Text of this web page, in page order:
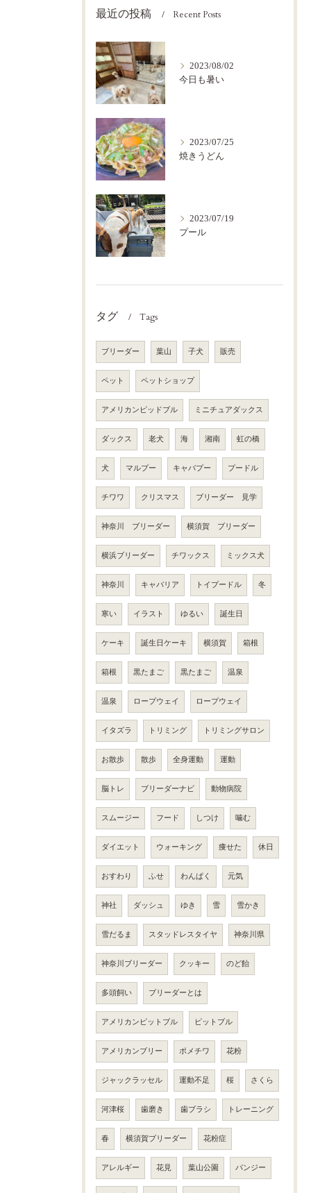
最近の投稿 Recent Posts
2023/08/02
今日も暑い
2023/07/25
焼きうどん
2023/07/19
プール
タグ Tags
ブリーダー 葉山 子犬 販売
ペット ペットショップ
アメリカンピッドブル ミニチュアダックス
ダックス 老犬 海 湘南 虹の橋
犬 マルプー キャバプー プードル
チワワ クリスマス ブリーダー 見学
神奈川 ブリーダー 横須賀 ブリーダー
横浜ブリーダー チワックス ミックス犬
神奈川 キャバリア トイプードル 冬
寒い イラスト ゆるい 誕生日
ケーキ 誕生日ケーキ 横須賀 箱根
箱根 黒たまご 黒たまご 温泉
温泉 ロープウェイ ロープウェイ
イタズラ トリミング トリミングサロン
お散歩 散歩 全身運動 運動
脳トレ ブリーダーナビ 動物病院
スムージー フード しつけ 噛む
ダイエット ウォーキング 痩せた 休日
おすわり ふせ わんぱく 元気
神社 ダッシュ ゆき 雪 雪かき
雪だるま スタッドレスタイヤ 神奈川県
神奈川ブリーダー クッキー のど飴
多頭飼い ブリーダーとは
アメリカンピットブル ピットブル
アメリカンブリー ポメチワ 花粉
ジャックラッセル 運動不足 桜 さくら
河津桜 歯磨き 歯ブラシ トレーニング
春 横須賀ブリーダー 花粉症
アレルギー 花見 葉山公園 パンジー